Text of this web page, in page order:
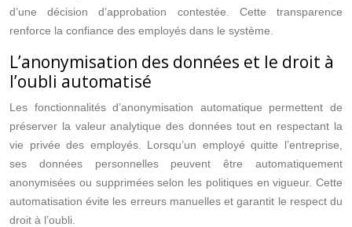
d’une décision d’approbation contestée. Cette transparence
renforce la confiance des employés dans le système.
L’anonymisation des données et le droit à
l’oubli automatisé
Les fonctionnalités d’anonymisation automatique permettent de
préserver la valeur analytique des données tout en respectant la
vie privée des employés. Lorsqu’un employé quitte l’entreprise,
ses données personnelles peuvent être automatiquement
anonymisées ou supprimées selon les politiques en vigueur. Cette
automatisation évite les erreurs manuelles et garantit le respect du
droit à l’oubli.